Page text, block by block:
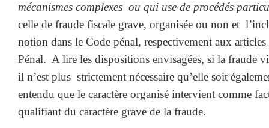
mécanismes complexes ou qui use de procédés
celle de fraude fiscale grave, organisée ou non et
notion dans le Code pénal, respectivement aux
Pénal. A lire les dispositions envisagées, si la fraude
il n’est plus strictement nécessaire qu’elle soit
entendu que le caractère organisé intervient comme
qualifiant du caractère grave de la fraude.